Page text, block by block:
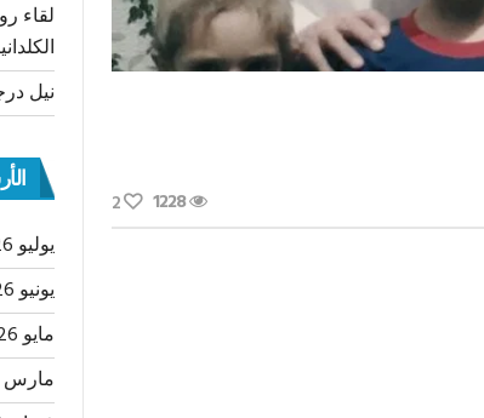
1228
2
لقاء
نيل
يوليو 2026
يونيو 2026
مايو 2026
مارس 2026